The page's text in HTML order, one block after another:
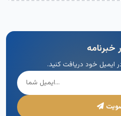
ایمیل خود دریافت کنید.